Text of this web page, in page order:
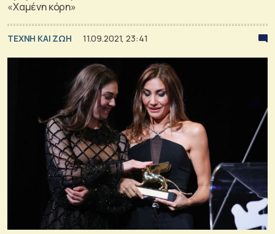
«Χαμένη κόρη»
TΕΧΝΗ ΚΑΙ ΖΩΗ 11.09.2021, 23:41